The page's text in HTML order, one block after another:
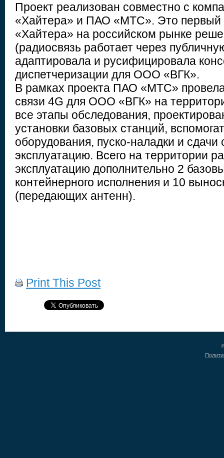
Проект реализован совместно с
«Хайтера» и ПАО «МТС». Это
«Хайтера» на российском рынке
(радиосвязь работает через
адаптировала и русифицировала
диспетчеризации для ООО «ВГК».
В рамках проекта ПАО «МТС»
связи 4G для ООО «ВГК» на
все этапы обследования,
установки базовых станций,
оборудования, пуско-наладки и сдачи
эксплуатацию. Всего на территории
эксплуатацию дополнительно 2
контейнерного исполнения и 10
(передающих антенн).
Print This Post